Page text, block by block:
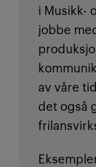
i Musikk-
jobbe
av våre
det også